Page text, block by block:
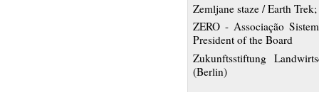
Zemljane staze / Earth
ZERO - Associação
President of the Board
Zukunftsstiftung
(Berlin)